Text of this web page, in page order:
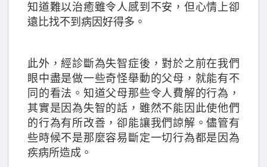
知道難以治癒雖令人感到不安，但心情上卻
遠比找不到病因好得多。
此外，經診斷為失智症後，對於之前在我們
眼中盡是做一些奇怪舉動的父母，就能有不
同的看法。知道父母那些令人費解的行為，
其實是因為失智的話，雖然不能因此使他們
的行為有所改善，卻能讓我們諒解。儘管有
些時候不是那麼容易斷定一切行為都是因為
疾病所造成。